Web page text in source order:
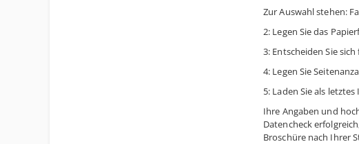
Zur Auswahl stehen:
2: Legen Sie das
3: Entscheiden Sie
4: Legen Sie
5: Laden Sie als
Ihre Angaben und
Datencheck
Broschüre nach Ihrer